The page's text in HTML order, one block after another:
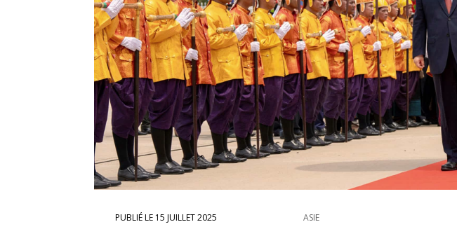
15 JUILLET 2025 ASIE